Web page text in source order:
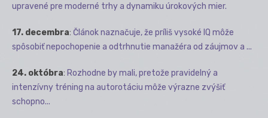
upravené pre moderné trhy a dynamiku úrokových mier.
17. decembra: Článok naznačuje, že príliš vysoké IQ môže
spôsobiť nepochopenie a odtrhnutie manažéra od záujmov a ...
24. októbra: Rozhodne by mali, pretože pravidelný a
intenzívny tréning na autorotáciu môže výrazne zvýšiť
schopno...